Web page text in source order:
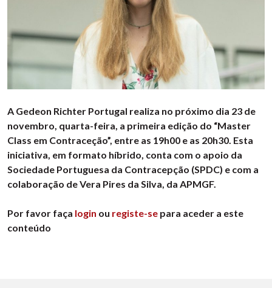
A Gedeon Richter Portugal realiza no próximo dia 23 de
novembro, quarta-feira, a primeira edição do “Master
Class em Contraceção”, entre as 19h00 e as 20h30. Esta
iniciativa, em formato híbrido, conta com o apoio da
Sociedade Portuguesa da Contracepção (SPDC) e com a
colaboração de Vera Pires da Silva, da APMGF.
Por favor faça login ou registe-se para aceder a este
conteúdo